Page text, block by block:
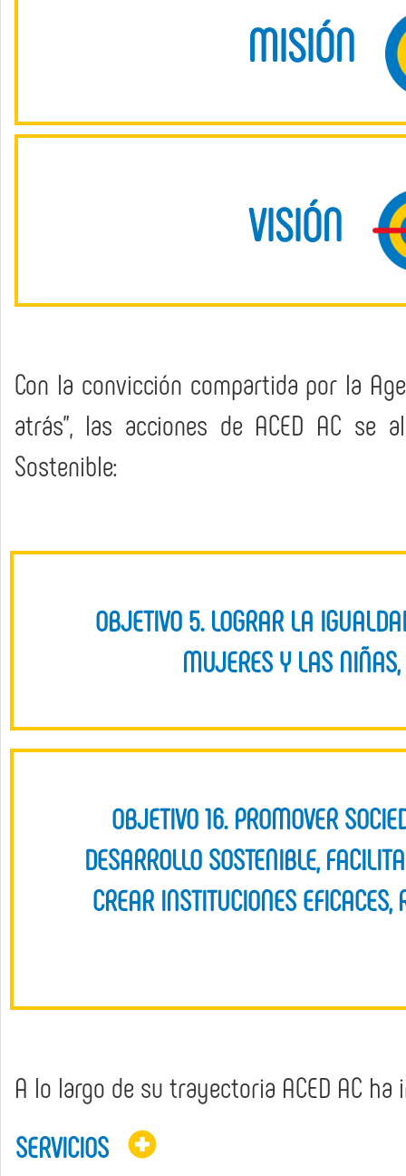
MISIÓN
igualdad de género, prevención de violencia y no
difusión,
VISIÓN
respetados por igual; en la que autoridades, sector
contribución a la convivencia armónica del país al
Con la convicción compartida por la
atrás”, las acciones de ACED AC se
Sostenible:
OBJETIVO 5. LOGRAR LA
MUJERES Y LAS
OBJETIVO 16. PROMOVER
DESARROLLO SOSTENIBLE,
CREAR INSTITUCIONES
A lo largo de su trayectoria ACED AC
SERVICIOS